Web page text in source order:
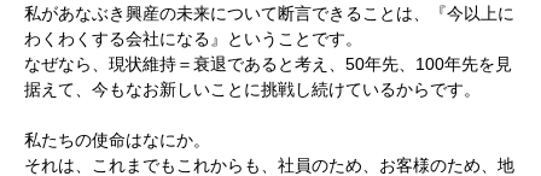
私があなぶき興産の未来について断言できることは、『今以上に
わくわくする会社になる』ということです。
なぜなら、現状維持＝衰退であると考え、50年先、100年先を見
据えて、今もなお新しいことに挑戦し続けているからです。
私たちの使命はなにか。
それは、これまでもこれからも、社員のため、お客様のため、地